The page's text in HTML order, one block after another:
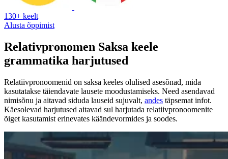
130+ keelt
Alusta õppimist
Relativpronomen Saksa keele
grammatika harjutused
Relatiivpronoomenid on saksa keeles olulised asesõnad, mida
kasutatakse täiendavate lausete moodustamiseks. Need asendavad
nimisõnu ja aitavad siduda lauseid sujuvalt, andes täpsemat infot.
Käesolevad harjutused aitavad sul harjutada relatiivpronoomenite
õiget kasutamist erinevates käändevormides ja soodes.